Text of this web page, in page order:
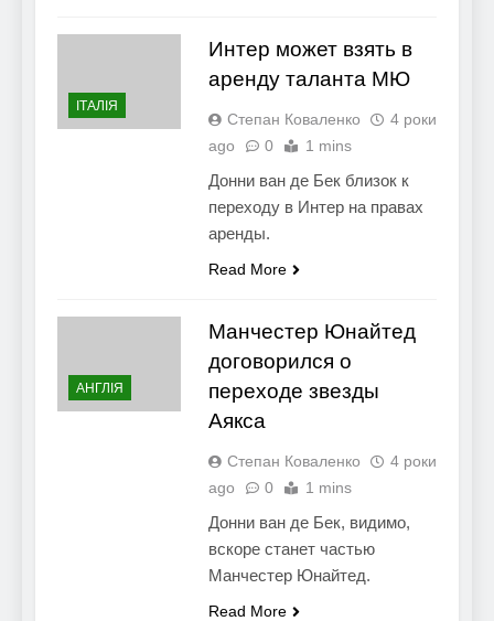
ІТАЛІЯ
Интер может взять в
аренду таланта МЮ
Степан Коваленко
4 роки
ago
0 1 mins
Донни ван де Бек близок к
переходу в Интер на правах
аренды.
Read More
АНГЛІЯ
Манчестер Юнайтед
договорился о
переходе звезды
Аякса
Степан Коваленко
4 роки
ago
0 1 mins
Донни ван де Бек, видимо,
вскоре станет частью
Манчестер Юнайтед.
Read More